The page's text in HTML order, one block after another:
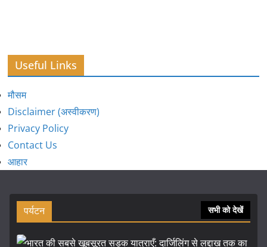
Useful Links
मौसम
Disclaimer (अस्वीकरण)
Privacy Policy
Contact Us
आहार
पर्यटन सभी को देखें